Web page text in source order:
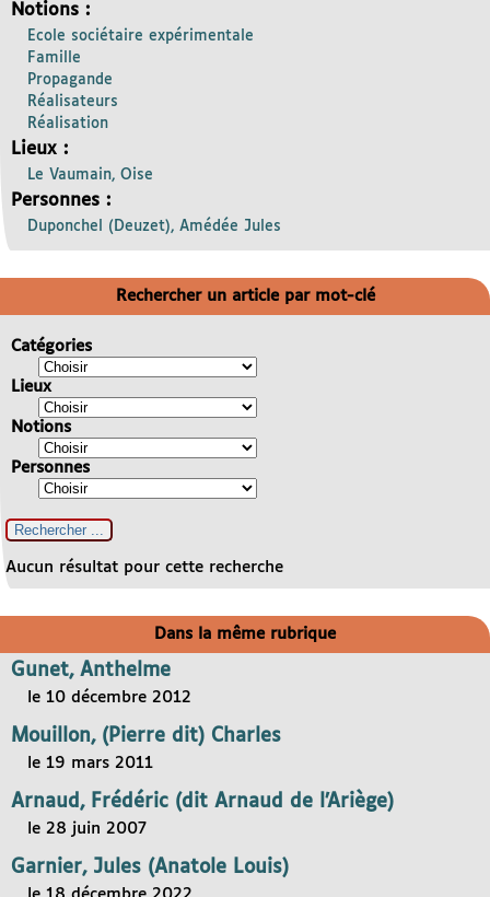
Notions :
Ecole sociétaire expérimentale
Famille
Propagande
Réalisateurs
Réalisation
Lieux :
Le Vaumain, Oise
Personnes :
Duponchel (Deuzet), Amédée Jules
Rechercher un article par mot-clé
Catégories
Lieux
Notions
Personnes
Aucun résultat pour cette recherche
Dans la même rubrique
Gunet, Anthelme
le 10 décembre 2012
Mouillon, (Pierre dit) Charles
le 19 mars 2011
Arnaud, Frédéric (dit Arnaud de l’Ariège)
le 28 juin 2007
Garnier, Jules (Anatole Louis)